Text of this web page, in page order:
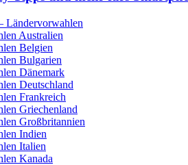
Ländervorwahlen
Australien
Belgien
Bulgarien
Dänemark
Deutschland
Frankreich
Griechenland
Großbritannien
Indien
Italien
Kanada